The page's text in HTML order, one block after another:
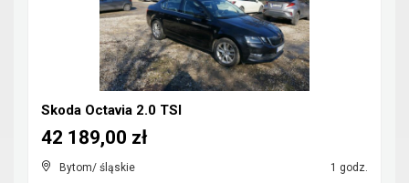
Skoda Octavia 2.0 TSI
Bytom/ śląskie 1 godz.
42 189,00 zł